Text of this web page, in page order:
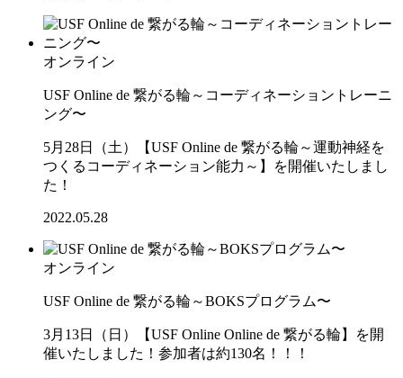
オンライン
USF Online de 繋がる輪～コーディネーショントレーニ
ング〜
5月28日（土）【USF Online de 繋がる輪～運動神経を
つくるコーディネーション能力～】を開催いたしまし
た！
2022.05.28
オンライン
USF Online de 繋がる輪～BOKSプログラム〜
3月13日（日）【USF Online Online de 繋がる輪】を開
催いたしました！参加者は約130名！！！